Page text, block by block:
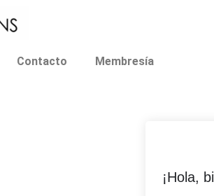
Contacto Membresía
¡Hola,